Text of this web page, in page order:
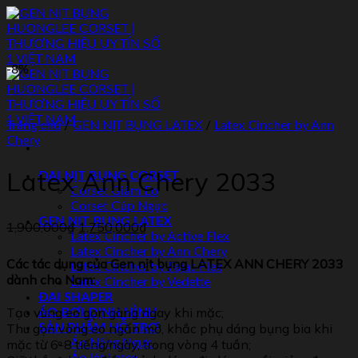
Skip
to
content
ĐAI NỊT BỤNG CORSET
Corset Giảm Eo
Corset Cúp Ngực
GEN NỊT BỤNG LATEX
Latex Cincher by Active Flex
Latex Cincher by Ann Chery
Latex Cincher by Fajas Flex
Latex Cincher by Vedette
ĐAI SHAPER
ÁO BƠI ĐỊNH HÌNH
SẢN PHẨM HỖ TRỢ
Áo Nâng Ngực
-8%
Trang chủ / GEN NỊT BỤNG LATEX / Latex Cincher by Ann
Chery
Latex Ann Chery 2033
1,900,000₫ 1,750,000₫
Các tác dụng của Gen nịt bụngLATEX ANN CHERY 2033
dành cho Nam:
Tạo vùng eo gọn gàng ngay khi mặc;
Thu gọn vòng eo ngấn mỡ, khắc phụ dáng bụng bia khi
mặc từ 6-8 tiếng/ngày, trong vòng 4 tuần;